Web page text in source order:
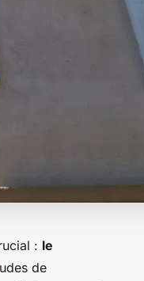
: le
de